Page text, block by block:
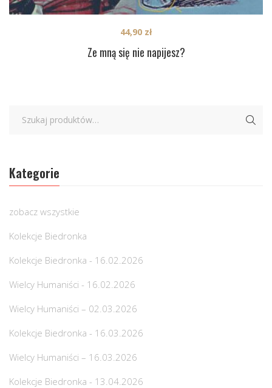
Ze mną się nie napijesz?
44,90 zł
Kategorie
zobacz wszystkie
Kolekcje Biedronka
Kolekcje Biedronka - 16.02.2026
Wielcy Humaniści - 16.02.2026
Wielcy Humaniści – 02.03.2026
Kolekcje Biedronka - 16.03.2026
Wielcy Humaniści – 16.03.2026
Kolekcje Biedronka - 13.04.2026